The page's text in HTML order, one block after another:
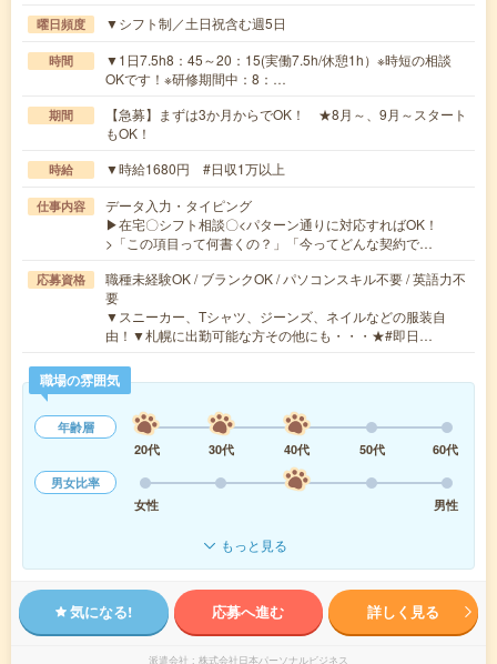
曜日頻度 ▼シフト制／土日祝含む週5日
時間
▼1日7.5h8：45～20：15(実働7.5h/休憩1h）※時短の相談
OKです！※研修期間中：8：…
期間
【急募】まずは3か月からでOK！ ★8月～、9月～スタート
もOK！
時給 ▼時給1680円 #日収1万以上
仕事内容
データ入力・タイピング
▶在宅〇シフト相談〇<パターン通りに対応すればOK！
>「この項目って何書くの？」「今ってどんな契約で…
応募資格
職種未経験OK / ブランクOK / パソコンスキル不要 / 英語力不
要
▼スニーカー、Tシャツ、ジーンズ、ネイルなどの服装自
由！▼札幌に出勤可能な方その他にも・・・★#即日…
職場の雰囲気
年齢層
20代
30代 40代 50代
60代
男女比率
女性
男性
もっと見る
気になる! 応募へ進む 詳しく見る
派遣会社 株式会社日本パーソナルビジネス